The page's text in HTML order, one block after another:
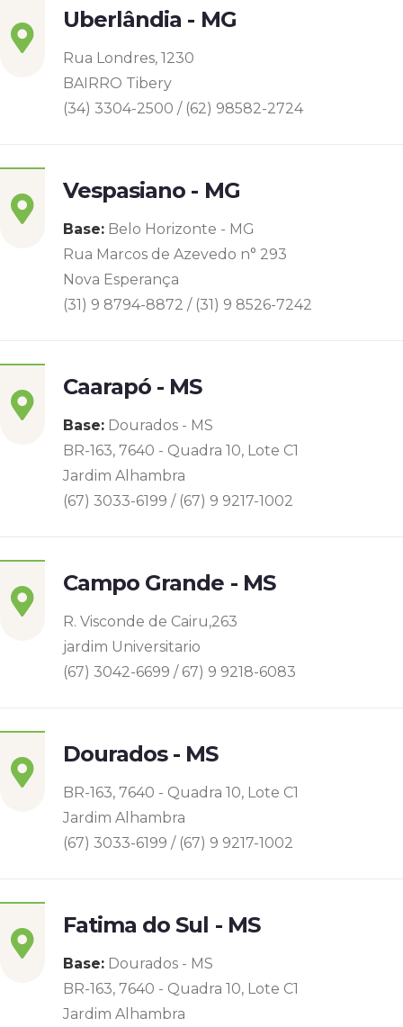
Uberlândia - MG
Rua Londres, 1230
BAIRRO Tibery
(34) 3304-2500 / (62) 98582-2724
Vespasiano - MG
Base: Belo Horizonte - MG
Rua Marcos de Azevedo n° 293
Nova Esperança
(31) 9 8794-8872 / (31) 9 8526-7242
Caarapó - MS
Base: Dourados - MS
BR-163, 7640 - Quadra 10, Lote C1
Jardim Alhambra
(67) 3033-6199 / (67) 9 9217-1002
Campo Grande - MS
R. Visconde de Cairu,263
jardim Universitario
(67) 3042-6699 / 67) 9 9218-6083
Dourados - MS
BR-163, 7640 - Quadra 10, Lote C1
Jardim Alhambra
(67) 3033-6199 / (67) 9 9217-1002
Fatima do Sul - MS
Base: Dourados - MS
BR-163, 7640 - Quadra 10, Lote C1
Jardim Alhambra